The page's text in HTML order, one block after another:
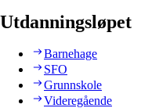
Utdanningsløpet
Barnehage
SFO
Grunnskole
Videregående